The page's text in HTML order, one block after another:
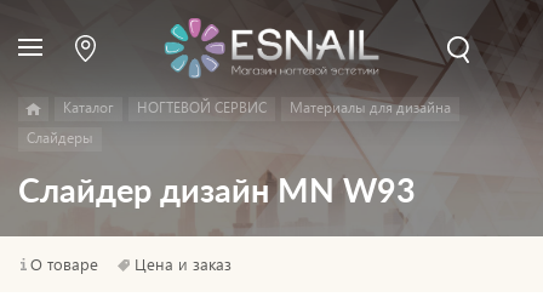
Каталог НОГТЕВОЙ СЕРВИС
Материалы для дизайна
Слайдеры
Слайдер дизайн MN W93
О товаре Цена и заказ